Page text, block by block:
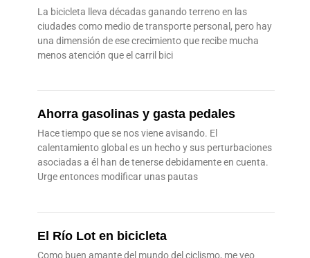
La bicicleta lleva décadas ganando terreno en las
ciudades como medio de transporte personal, pero hay
una dimensión de ese crecimiento que recibe mucha
menos atención que el carril bici
Ahorra gasolinas y gasta pedales
Hace tiempo que se nos viene avisando. El
calentamiento global es un hecho y sus perturbaciones
asociadas a él han de tenerse debidamente en cuenta.
Urge entonces modificar unas pautas
El Río Lot en bicicleta
Como buen amante del mundo del ciclismo, me veo